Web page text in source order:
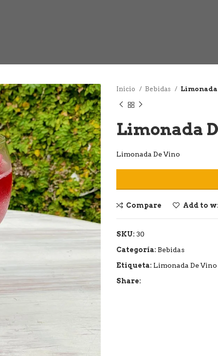
Inicio Bebidas
Limonada
Limonada De Vino
Compare Add to
SKU: 30
Categoría: Bebidas
Etiqueta: Limonada De Vino
Share: